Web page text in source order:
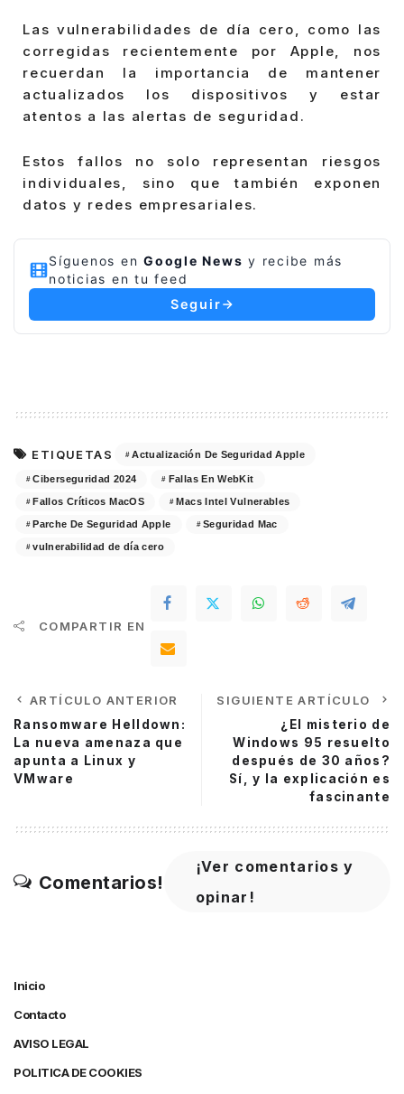
Las vulnerabilidades de día cero, como las
corregidas recientemente por Apple, nos
recuerdan la importancia de mantener
actualizados los dispositivos y estar
atentos a las alertas de seguridad.
Estos fallos no solo representan riesgos
individuales, sino que también exponen
datos y redes empresariales.
Síguenos en Google News y recibe más
noticias en tu feed
Seguir
ETIQUETAS Actualización De Seguridad Apple
Ciberseguridad 2024 Fallas En WebKit
Fallos Críticos MacOS Macs Intel Vulnerables
Parche De Seguridad Apple Seguridad Mac
vulnerabilidad de día cero
COMPARTIR EN
ARTÍCULO ANTERIOR
Ransomware Helldown:
La nueva amenaza que
apunta a Linux y
VMware
SIGUIENTE ARTÍCULO
¿El misterio de
Windows 95 resuelto
después de 30 años?
Sí, y la explicación es
fascinante
Comentarios!
¡Ver comentarios y
opinar!
Inicio
Contacto
AVISO LEGAL
POLITICA DE COOKIES